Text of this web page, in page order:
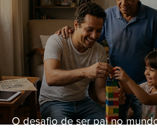
O desafio de ser pai no mundo